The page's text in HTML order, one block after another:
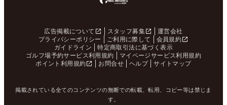
広告掲載について スタッフ募集
運営会社
プライバシーポリシー
ご利用に際して
会員規約
ガイドライン
特定商取引法に基づく表示
ゴルフ場予約サービス利用規約
マイページサービス利用規約
ポイント利用規約
お問合せ ヘルプ サイトマップ
掲載されている全てのコンテンツの無断での転載、転用、コピー等は禁じま
す。